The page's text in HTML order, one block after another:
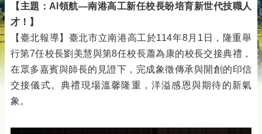
【主題：AI領航—南港高工新任校長盼培育新世代技職人
才！】
【臺北報導】臺北市立南港高工於114年8月1日，隆重舉
行第7任校長劉美慧與第8任校長蕭為康的校長交接典禮，
在眾多嘉賓與師長的見證下，完成象徵傳承與開創的印信
交接儀式。典禮現場溫馨隆重，洋溢感恩與期待的新氣
象。